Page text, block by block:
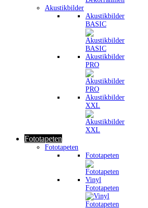
Akustikbilder
Akustikbilder
BASIC
Akustikbilder
PRO
Akustikbilder
XXL
Fototapeten
Fototapeten
Fototapeten
Vinyl
Fototapeten